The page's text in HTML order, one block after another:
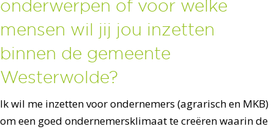
onderwerpen of voor welke
mensen wil jij jou inzetten
binnen de gemeente
Westerwolde?
Ik wil me inzetten voor ondernemers (agrarisch en MKB)
om een goed ondernemersklimaat te creëren waarin de